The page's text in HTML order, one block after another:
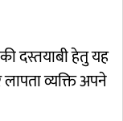
दस्तयाबी हेतु यह
व्यक्ति अपने